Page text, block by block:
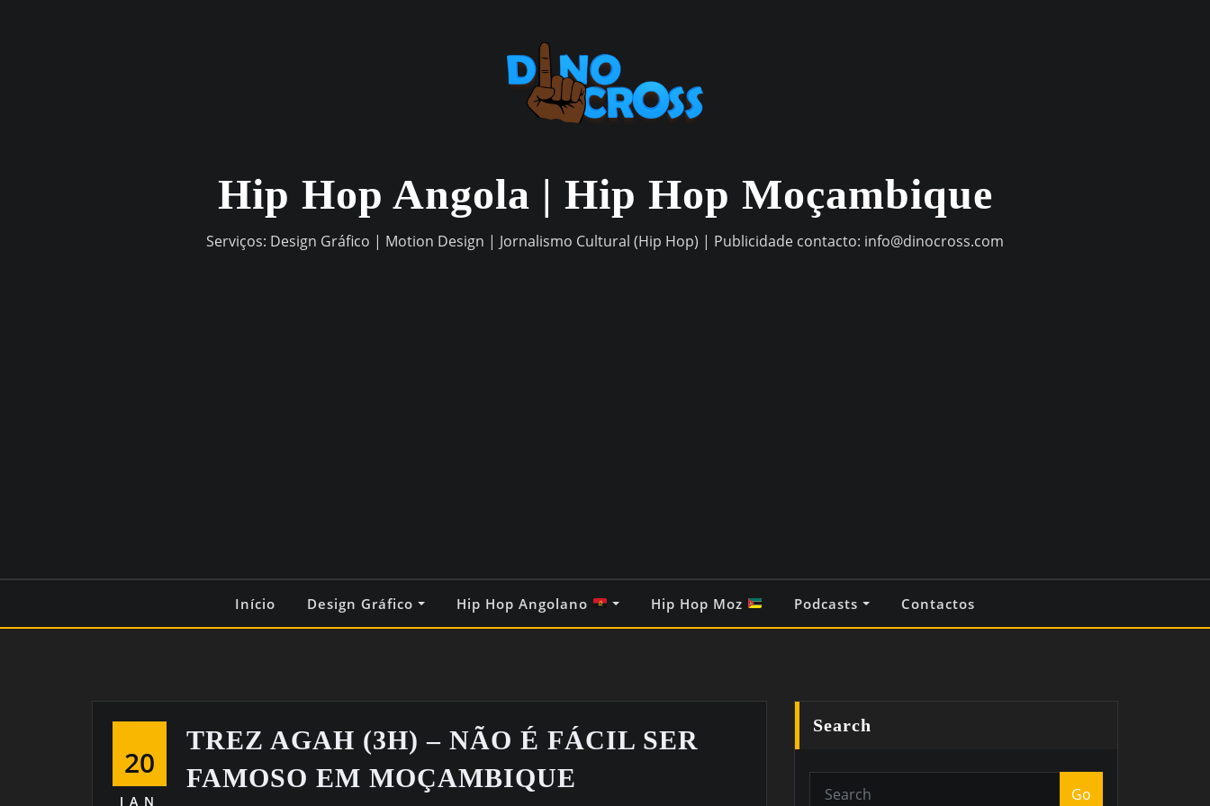
Hip Hop Angola | Hip Hop Moçambique
Serviços: Design Gráfico | Motion Design | Jornalismo Cultural (Hip Hop) | Publicidade contacto: info@dinocross.com
Início Design Gráfico Hip Hop Angolano Hip Hop Moz Podcasts Contactos
20
JAN
TREZ AGAH (3H) – NÃO É FÁCIL SER
FAMOSO EM MOÇAMBIQUE
Search
Go